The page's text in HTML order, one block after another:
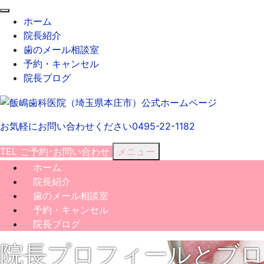
ホーム
院長紹介
歯のメール相談室
予約・キャンセル
院長ブログ
お気軽にお問い合わせください0495-22-1182
TEL ご予約･ お問い合わせ
メニュー
ホーム
院長紹介
歯のメール相談室
予約・キャンセル
院長ブログ
院長プロフィールとブ